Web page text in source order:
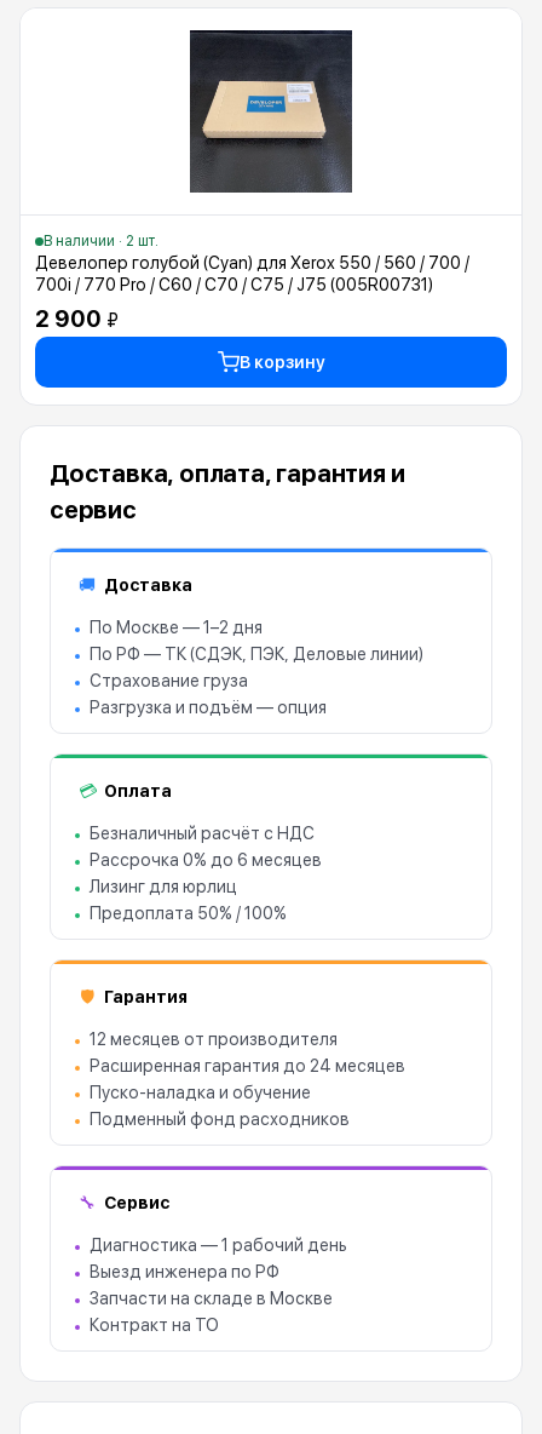
В наличии · 2 шт.
Девелопер голубой (Cyan) для Xerox 550 / 560 / 700 /
700i / 770 Pro / C60 / C70 / C75 / J75 (005R00731)
2 900 ₽
В корзину
Доставка, оплата, гарантия и
сервис
🚚 Доставка
По Москве — 1–2 дня
По РФ — ТК (СДЭК, ПЭК, Деловые линии)
Страхование груза
Разгрузка и подъём — опция
💳 Оплата
Безналичный расчёт с НДС
Рассрочка 0% до 6 месяцев
Лизинг для юрлиц
Предоплата 50% / 100%
🛡 Гарантия
12 месяцев от производителя
Расширенная гарантия до 24 месяцев
Пуско-наладка и обучение
Подменный фонд расходников
🔧 Сервис
Диагностика — 1 рабочий день
Выезд инженера по РФ
Запчасти на складе в Москве
Контракт на ТО